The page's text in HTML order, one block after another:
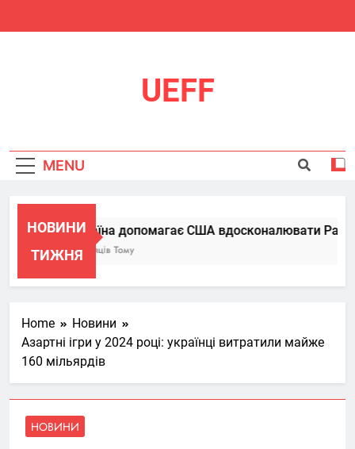
UEFF
MENU
НОВИНИ
ТИЖНЯ
Україна допомагає США вдосконалювати Patriot,
6 Місяців Тому
Home
Новини
Азартні ігри у 2024 році: українці витратили майже
160 мільярдів
НОВИНИ